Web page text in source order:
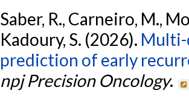
Saber, R., Carneiro, M.,
Kadoury, S. (2026).
prediction of early
npj Precision Oncology.